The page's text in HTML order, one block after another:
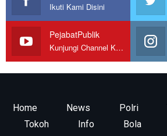
Ikuti Kami Disini
PejabatPublik
Kunjungi Channel Kami
Home News Polri
Tokoh
Info Bola